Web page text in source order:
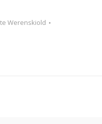
Werenskiold